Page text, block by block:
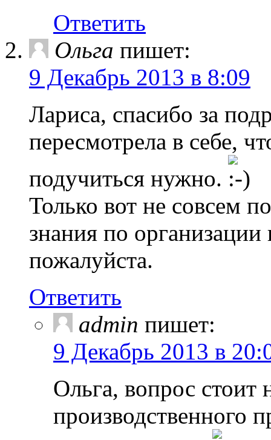
Ответить
Ольга пишет:
9 Декабрь 2013 в 8:09
Лариса, спасибо за
пересмотрела в себе,
подучиться нужно.
Только вот не совсем
знания по организации
пожалуйста.
Ответить
admin пишет:
9 Декабрь 2013 в
Ольга, вопрос стоит
производственного